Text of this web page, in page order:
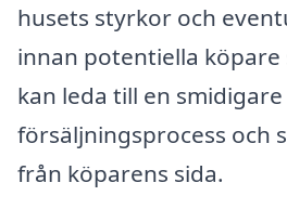
husets styrkor och
innan potentiella köpare
kan leda till en smidigare
försäljningsprocess och
från köparens sida.